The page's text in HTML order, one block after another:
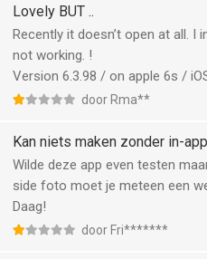
Lovely BUT ..
Recently it doesn’t open at all. I
not working. !
Version 6.3.98 / on apple 6s /
door Rma**
Kan niets maken zonder in-
Wilde deze app even testen
side foto moet je meteen een
Daag!
door Fri*******